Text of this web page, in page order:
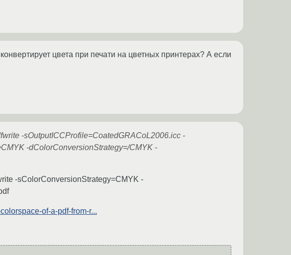
цвета при печати на цветных принтерах? А если
-sOutputICCProfile=CoatedGRACoL2006.icc -
-dColorConversionStrategy=/CMYK -
-sColorConversionStrategy=CMYK -
of-a-pdf-from-r...